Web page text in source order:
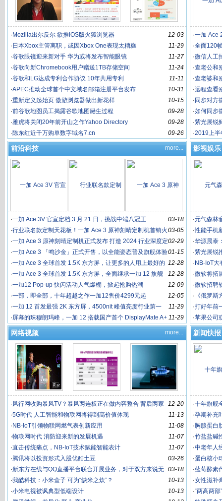
360周鸿祎：争议力
就是创新力？
我酷科技：联想手机
内置易查搜索 双方达
王小川：手机搜索是
个大坑 搜狗必须两线
12-03
· Mozilla出尔反尔 欲推iOS版火狐浏览器
11-29
· 日本Xbox主管离职，或因Xbox One表现太糟糕
11-27
·谷歌眼镜迎来新对手 华为或将发布智能眼镜
11-24
·谷歌向新Chromebook用户赠送1TB存储空间
11-11
·谷歌和LG达成专利合作协议 10年共用专利
10-31
·APEC推动全球首个中文域名邮箱注册平台发布
10-15
·重新定义起始页 傲游浏览器做出新花样
09-28
·前谷歌地图员工揭露谷歌地图诞生过程
09-28
·雅虎将关闭20年前开山之作Yahoo Directory
09-26
·陈东红近千万购单数字域名7.cn
舰芯
·一加 Ace
性能实力
·全面120
句号
·微信人工
·查老公和
·查老婆和
·远程查看
· 同步对方
·如何同步
·紫光展锐
·2019上半
位！
more...
前沿科技
一加 Ace 3V 官宣定
档 3 月 2 行业联名款定制天花
板！一加 Ace 3
一加 Ace 3 原神刻晴
定制机正式发布
03-18
·一加 Ace 3V 官宣定档 3 月 21 日，挑战中端八冠王
03-05
·行业联名款定制天花板！一加 Ace 3 原神刻晴定制机首销火
速告罄
02-29
·一加 Ace 3 原神刻晴定制机正式发布 打造 2024 行业深度定
制新标杆
01-15
·一加 Ace 3 「鸣沙金」正式开售，以全能姿态普及旗舰体验
12-28
·一加 Ace 3 全球首发 1.5K 东方屏，让更多的人用上最好的
屏幕
12-28
·一加 Ace 3 全球首发 1.5K 东方屏，全面继承一加 12 旗舰
屏幕体验
12-09
·一加12 Pop-up 快闪活动人气爆棚，掀起抢购热潮
12-05
·一部，即全部，十年超越之作一加12售价4299元起
11-29
·一加 12 首发最强 2K 东方屏，4500nit 峰值亮度行业第一
11-29
·屏幕的珠穆朗玛峰，一加 12 搭载国产首个 DisplayMate A+
2K 东方屏
影视娱乐
园赛，复
·元气森林
唱响
·性能手机
·华源晨泰
·紫光展锐
· NB-IoT大
·微软将拓
·微软招聘
· 《俄罗
·打好年前
·苹果公司
more...
网络视频
5G时代 人工智能和物
联网将得到高价值体
物联网时代 消防迎来
新的发展机遇
直击传统痛点，NB-Io
T技术赋能智能表
12-20
·风行网收购暴风TV？暴风两连板正在做内容整合 背后两家
上市公司
11-13
·5G时代 人工智能和物联网将得到高价值体现
11-08
· NB-IoT引领物联网燃气表创新应用
11-07
·物联网时代 消防迎来新的发展机遇
11-07
·直击传统痛点，NB-IoT技术赋能智能表计
03-26
·腾讯将以投资形式入股优酷土豆
03-18
·新东方在线与QQ直播平台联合开展业务，对于双方来说无
疑都会刺激业务发展
10-13
·我酷科技：小米盒子 可为“缺米之炊”？
10-13
·小米电视被讽典型低端设计
新闻快报
·十年旗舰
·孕期补充
加工
· 胸腺蛋白
生产厂
·竹盐盐碱
EM
·中老年人
·蛋白核小
工
·蓝莓酵素
·女性滋补
工
·“两高两